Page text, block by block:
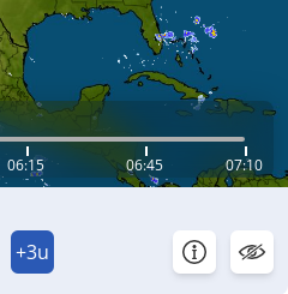
06:15 06:45 07:10
+3u